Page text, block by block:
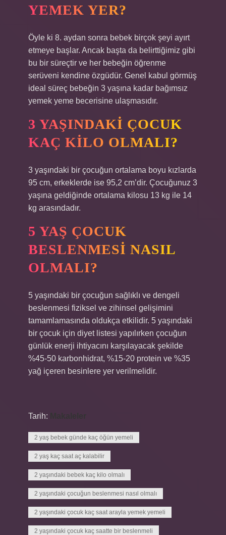
YEMEK YER?
Öyle ki 8. aydan sonra bebek birçok şeyi ayırt
etmeye başlar. Ancak başta da belirttiğimiz gibi
bu bir süreçtir ve her bebeğin öğrenme
serüveni kendine özgüdür. Genel kabul görmüş
ideal süreç bebeğin 3 yaşına kadar bağımsız
yemek yeme becerisine ulaşmasıdır.
3 YAŞINDAKI ÇOCUK
KAÇ KILO OLMALI?
3 yaşındaki bir çocuğun ortalama boyu kızlarda
95 cm, erkeklerde ise 95,2 cm’dir. Çocuğunuz 3
yaşına geldiğinde ortalama kilosu 13 kg ile 14
kg arasındadır.
5 YAŞ ÇOCUK
BESLENMESI NASIL
OLMALI?
5 yaşındaki bir çocuğun sağlıklı ve dengeli
beslenmesi fiziksel ve zihinsel gelişimini
tamamlamasında oldukça etkilidir. 5 yaşındaki
bir çocuk için diyet listesi yapılırken çocuğun
günlük enerji ihtiyacını karşılayacak şekilde
%45-50 karbonhidrat, %15-20 protein ve %35
yağ içeren besinlere yer verilmelidir.
Tarih:
2 yaş bebek günde kaç öğün yemeli
2 yaş kaç saat aç kalabilir
2 yaşındaki bebek kaç kilo olmalı
2 yaşındaki çocuğun beslenmesi nasıl olmalı
2 yaşındaki çocuk kaç saat arayla yemek yemeli
2 yaşındaki çocuk kaç saatte bir beslenmeli